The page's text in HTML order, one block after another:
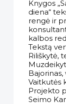
Knygos
diena“
rengė ir
kalbos
Tekstą
Riliškytė,
Vaitkutės
Projekto
Seimo